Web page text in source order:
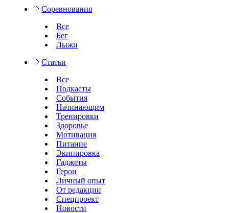
Соревнования
Все
Бег
Лыжи
Статьи
Все
Подкасты
События
Начинающим
Тренировки
Здоровье
Мотивация
Питание
Экипировка
Гаджеты
Герои
Личный опыт
От редакции
Спецпроект
Новости